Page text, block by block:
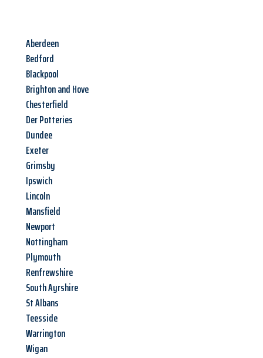
Aberdeen
Bedford
Blackpool
Brighton and Hove
Chesterfield
Der Potteries
Dundee
Exeter
Grimsby
Ipswich
Lincoln
Mansfield
Newport
Nottingham
Plymouth
Renfrewshire
South Ayrshire
St Albans
Teesside
Warrington
Wigan